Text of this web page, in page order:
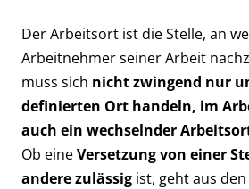
Der Arbeitsort ist die Stelle, an
Arbeitnehmer seiner Arbeit
muss sich nicht zwingend nur
definierten Ort handeln, im
auch ein wechselnder
Ob eineVersetzung von einer
andere zulässig ist, geht aus